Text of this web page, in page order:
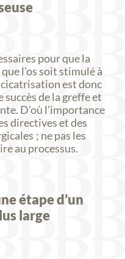
pour que la
l’os soit stimulé à
est donc
de la greffe et
D’où l’importance
directives et des
; ne pas les
au processus.
étape d’un
large